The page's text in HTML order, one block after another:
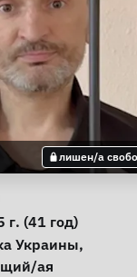
лишен/а
(41 год)
Украины
ая